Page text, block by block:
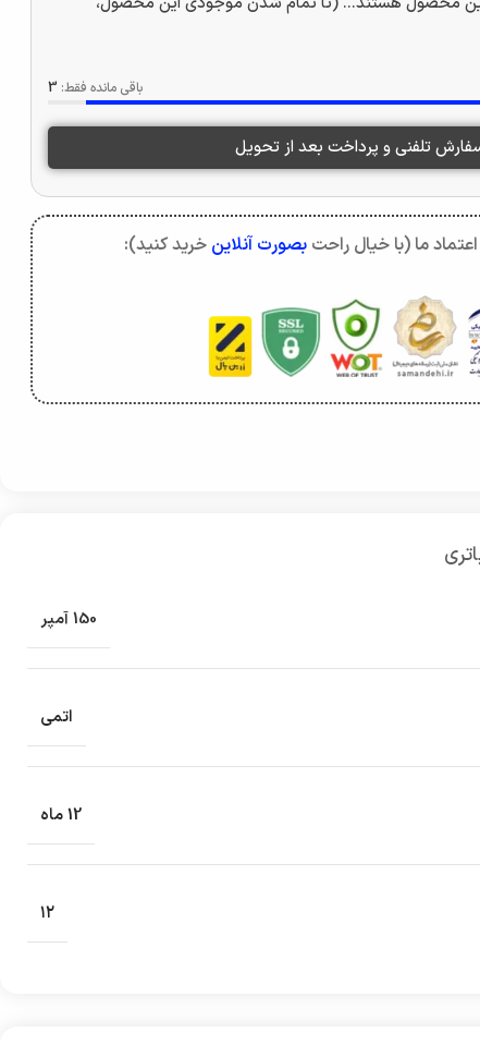
باقی مانده فقط: 3
تلفنی و پرداخت بعد از تحویل
ما (با خیال راحتبصورت آنلاین خرید کنید):
150 آمپر
اتمی
12 ماه
۱۲